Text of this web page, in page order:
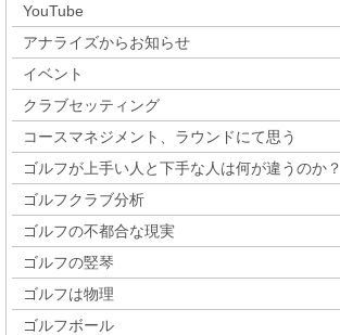
YouTube
アナライズからお知らせ
イベント
クラブセッティング
コースマネジメント、ラウンドにて思う
ゴルフが上手い人と下手な人は何が違うのか？
ゴルフクラブ分析
ゴルフの不都合な現実
ゴルフの竪琴
ゴルフは物理
ゴルフボール